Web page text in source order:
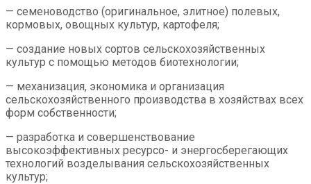
— семеноводство (оригинальное, элитное) полевых,
кормовых, овощных культур, картофеля;
— создание новых сортов сельскохозяйственных
культур с помощью методов биотехнологии;
— механизация, экономика и организация
сельскохозяйственного производства в хозяйствах всех
форм собственности;
— разработка и совершенствование
высокоэффективных ресурсо- и энергосберегающих
технологий возделывания сельскохозяйственных
культур;